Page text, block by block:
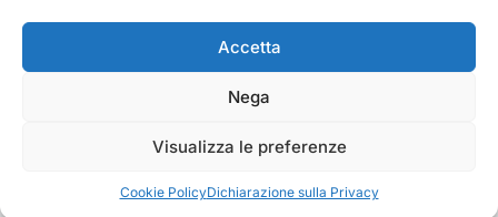
Accetta
Nega
Visualizza le preferenze
Cookie PolicyDichiarazione sulla Privacy
@ 2026 - Tecnorecensioni